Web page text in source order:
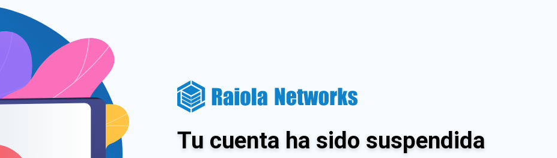
Tu cuenta ha sido suspendida